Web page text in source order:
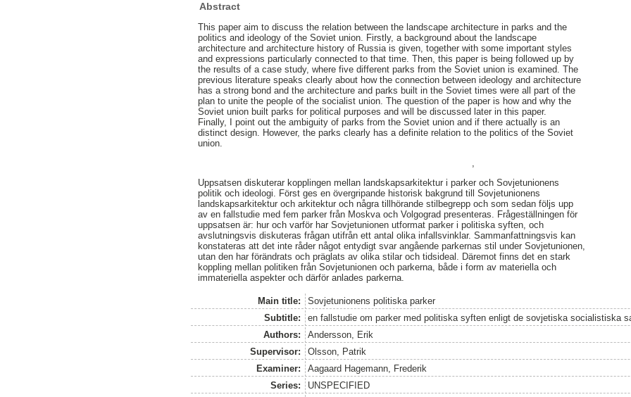
Abstract
This paper aim to discuss the relation between the landscape architecture in parks and the
politics and ideology of the Soviet union. Firstly, a background about the landscape
architecture and architecture history of Russia is given, together with some important styles
and expressions particularly connected to that time. Then, this paper is being followed up by
the results of a case study, where five different parks from the Soviet union is examined. The
previous literature speaks clearly about how the connection between ideology and architecture
has a strong bond and the architecture and parks built in the Soviet times were all part of the
plan to unite the people of the socialist union. The question of the paper is how and why the
Soviet union built parks for political purposes and will be discussed later in this paper.
Finally, I point out the ambiguity of parks from the Soviet union and if there actually is an
distinct design. However, the parks clearly has a definite relation to the politics of the Soviet
union.
Uppsatsen diskuterar kopplingen mellan landskapsarkitektur i parker och Sovjetunionens
politik och ideologi. Först ges en övergripande historisk bakgrund till Sovjetunionens
landskapsarkitektur och arkitektur och några tillhörande stilbegrepp och som sedan följs upp
av en fallstudie med fem parker från Moskva och Volgograd presenteras. Frågeställningen för
uppsatsen är: hur och varför har Sovjetunionen utformat parker i politiska syften, och
avslutningsvis diskuteras frågan utifrån ett antal olika infallsvinklar. Sammanfattningsvis kan
konstateras att det inte råder något entydigt svar angående parkernas stil under Sovjetunionen,
utan den har förändrats och präglats av olika stilar och tidsideal. Däremot finns det en stark
koppling mellan politiken från Sovjetunionen och parkerna, både i form av materiella och
immateriella aspekter och därför anlades parkerna.
Main title:
Sovjetunionens politiska parker
Subtitle:
en fallstudie om parker med politiska syften enligt de sovjetiska socialistiska
Authors:
Andersson, Erik
Supervisor:
Olsson, Patrik
Examiner:
Aagaard Hagemann, Frederik
Series:
UNSPECIFIED